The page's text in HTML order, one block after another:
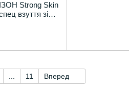
Strong Skin
взуття зі
11 Вперед